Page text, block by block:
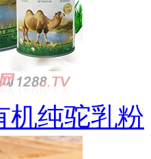
机纯驼乳粉